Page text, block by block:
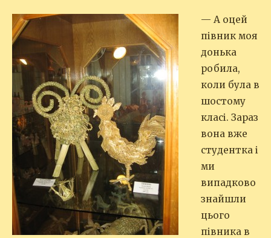
— А оцей
півник моя
донька
робила,
коли була в
шостому
класі. Зараз
вона вже
студентка і
ми
випадково
знайшли
цього
півника в